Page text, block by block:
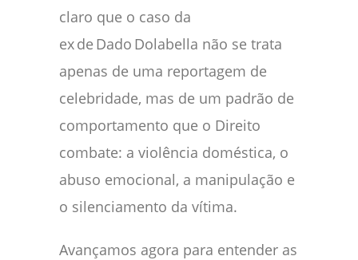
claro que o caso da
ex de Dado Dolabella não se trata
apenas de uma reportagem de
celebridade, mas de um padrão de
comportamento que o Direito
combate: a violência doméstica, o
abuso emocional, a manipulação e
o silenciamento da vítima.
Avançamos agora para entender as